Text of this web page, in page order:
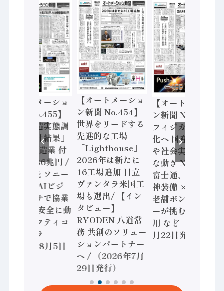
【オートメーショ
ン新聞 No.455】
「経済構造実態調
査二次集計結果」
2024年製造業 付
加価値額86兆円 /
三菱電機とソニー
セミコン AIビジ
ョンセンサで協業
/ IDEC、安全に動
かすセーフティコ
ントローラ
（2026年8月5日
【オートメーショ
ン新聞 No.454】
世界をリードする
先進的な工場
「Lighthouse」
2026年は新たに
16工場追加 日立
ヴァンタラ米国工
場も選出/ 【イン
タビュー】
RYODEN 八道常
務 共創のソリュー
ションパートナー
へ / （2026年7月
29日発行）
【オートメーショ
ン新聞 No.453】
フィジカルAI本格
化へ 国産AI開発
や社会実装に活発
な動き Noetra、
富士通、日立 / 兵
神装備 × HMS、
老舗ポンプメーカ
ーが挑むデータ活
用 など（2026年7
月22日発行）